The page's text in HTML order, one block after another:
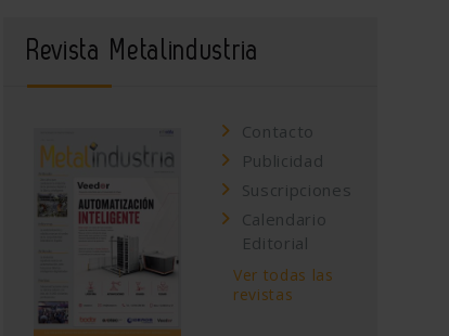
Revista Metalindustria
Contacto
Publicidad
Suscripciones
Calendario
Editorial
Ver todas las
revistas